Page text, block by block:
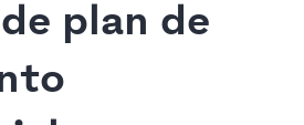
plan de